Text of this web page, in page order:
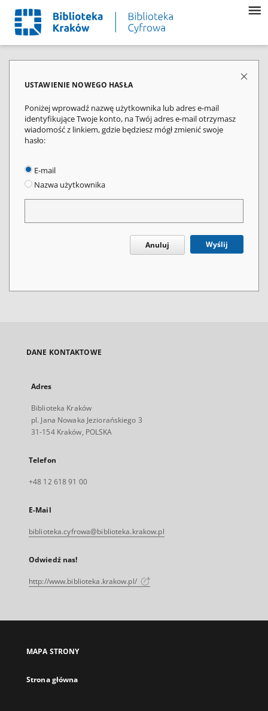
USTAWIENIE NOWEGO HASŁA
Poniżej wprowadź nazwę użytkownika lub adres e-mail
identyfikujące Twoje konto, na Twój adres e-mail otrzymasz
wiadomość z linkiem, gdzie będziesz mógł zmienić swoje
hasło:
E-mail
Nazwa użytkownika
Anuluj Wyślij
DANE KONTAKTOWE
Adres
Biblioteka Kraków
pl. Jana Nowaka Jeziorańskiego 3
31-154 Kraków, POLSKA
Telefon
+48 12 618 91 00
E-Mail
biblioteka.cyfrowa@biblioteka.krakow.pl
Odwiedź nas!
http://www.biblioteka.krakow.pl/
MAPA STRONY
Strona główna